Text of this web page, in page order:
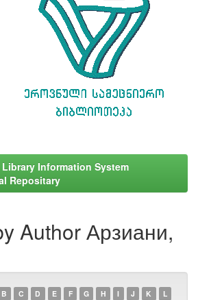
Information System
Repositary
Author Арзиани,
B C D E F G H I J K
L